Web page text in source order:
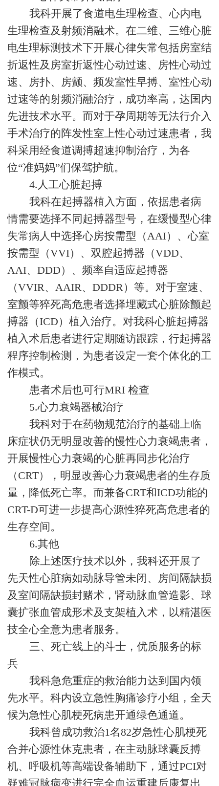
我科开展了食道电生理检查、心内电
生理检查及射频消融术。在二维、三维心脏
电生理标测技术下开展心律失常包括房室结
折返性及房室折返性心动过速、房性心动过
速、房扑、房颤、频发室性早搏、室性心动
过速等的射频消融治疗，成功率高，达国内
先进技术水平。而对于孕周期等无法行介入
手术治疗的阵发性室上性心动过速患者，我
科采用经食道调搏超速抑制治疗，为各
位“准妈妈”们保驾护航。
4. 人工心脏起搏
我科在起搏器植入方面，依据患者病
情需要选择不同起搏器型号，在缓慢型心律
失常病人中选择心房按需型（AAI）、心室
按需型（VVI）、双腔起搏器（VDD、
AAI、DDD）、频率自适应起搏器
（VVIR、AAIR、DDDR）等。对于室速、
室颤等猝死高危患者选择埋藏式心脏除颤起
搏器（ICD）植入治疗。对我科心脏起搏器
植入术后患者进行定期随访跟踪，行起搏器
程序控制检测，为患者设定一套个体化的工
作模式。
患者术后也可行MRI 检查
5.心力衰竭器械治疗
我科对于在药物规范治疗的基础上临
床症状仍无明显改善的慢性心力衰竭患者，
开展慢性心力衰竭的心脏再同步化治疗
（CRT），明显改善心力衰竭患者的生存质
量，降低死亡率。而兼备CRT和ICD功能的
CRT-D可进一步提高心源性猝死高危患者的
生存空间。
6.其他
除上述医疗技术以外，我科还开展了
先天性心脏病如动脉导管未闭、房间隔缺损
及室间隔缺损封赌术，肾动脉血管造影、球
囊扩张血管成形术及支架植入术，以精湛医
技全心全意为患者服务。
三、死亡线上的斗士，优质服务的标
兵
我科急危重症的救治能力达到国内领
先水平。科内设立急性胸痛诊疗小组，全天
候为急性心肌梗死病患开通绿色通道。
我科曾成功救治1名82岁急性心肌梗死
合并心源性休克患者，在主动脉球囊反搏
机、呼吸机等高端设备辅助下，通过PCI对
疑难冠脉病变进行完全血运重建后康复出